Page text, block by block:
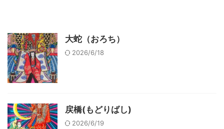
大蛇（おろち）
2026/6/18
戻橋(もどりばし)
2026/6/19